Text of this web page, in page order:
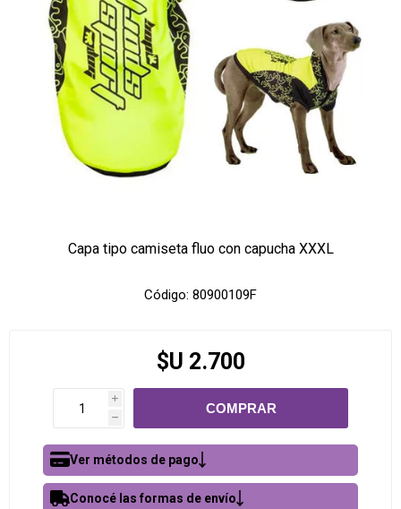
Capa tipo camiseta fluo con capucha XXXL
Código: 80900109F
$U 2.700
i
h
Ver métodos de pago
Conocé las formas de envío